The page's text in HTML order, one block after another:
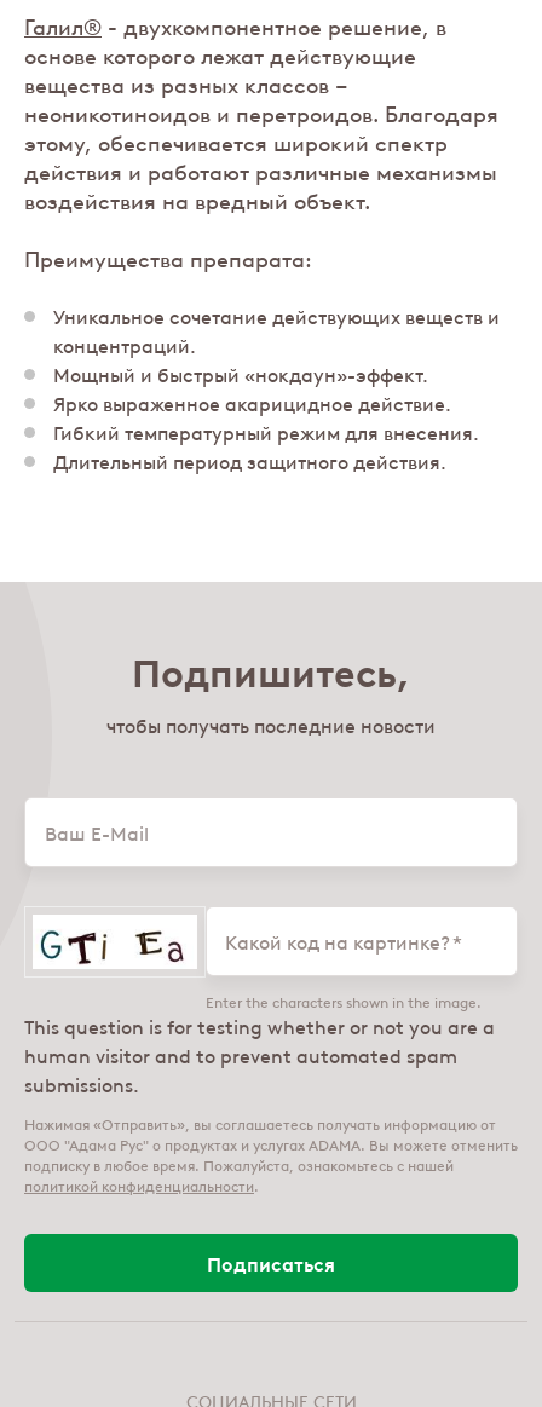
Галил® - двухкомпонентное решение, в
основе которого лежат действующие
вещества из разных классов –
неоникотиноидов и перетроидов. Благодаря
этому, обеспечивается широкий спектр
действия и работают различные механизмы
воздействия на вредный объект.
Преимущества препарата:
Уникальное сочетание действующих веществ и
концентраций.
Мощный и быстрый «нокдаун»-эффект.
Ярко выраженное акарицидное действие.
Гибкий температурный режим для внесения.
Длительный период защитного действия.
Подпишитесь,
чтобы получать последние новости
Email
Какой код на картинке?
Enter the characters shown in the image.
This question is for testing whether or not you are a
human visitor and to prevent automated spam
submissions.
Нажимая «Отправить», вы соглашаетесь получать информацию от
ООО "Адама Рус" о продуктах и услугах ADAMA. Вы можете отменить
подписку в любое время. Пожалуйста, ознакомьтесь с нашей
политикой конфиденциальности.
СОЦИАЛЬНЫЕ СЕТИ